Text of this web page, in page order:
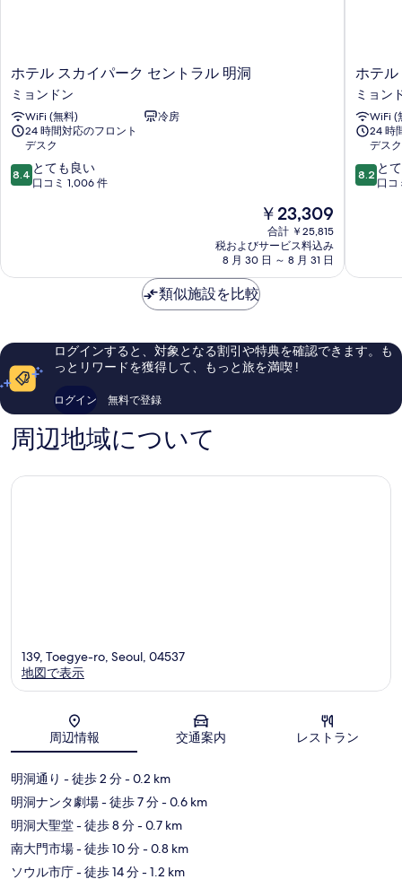
を
表
示
す
る
ホ
テ
ル
ス
カ
パ
ー
ル
ョ
ド
ン
ホテル スカイパーク セントラル 明洞
ミョンドン
WiFi (無料)
冷房
24 時間対応のフロント
デスク
10
段
も
コ
1,006
件
の
口
ミ
8.4 とても良い
口コミ 1,006 件
現
在
の
料
金
は
￥23,309
￥23,309
合計 ￥25,815
税およびサービス料込み
8 月 30 日 ～ 8 月 31 日
ホ
テ
ル
ス
カ
パ
ー
ョ
ホテ
ミョン
WiFi (
24 時
デスク
10
段
も
コ
ミ
ミ
8.2 と
口コ
類似施設を比較
ログインすると、対象となる割引や特典を確認できます。も
っとリワードを獲得して、もっと旅を満喫 !
ログイン 無料で登録
周辺地域について
地図
139, Toegye-ro, Seoul, 04537
地図で表示
周辺情報 交通案内 レストラン
明洞通り - 徒歩 2 分- 0.2 km
明洞ナンタ劇場- 徒歩 7 分- 0.6 km
明洞大聖堂- 徒歩 8 分- 0.7 km
南大門市場- 徒歩 10 分- 0.8 km
ソウル市庁- 徒歩 14 分- 1.2 km